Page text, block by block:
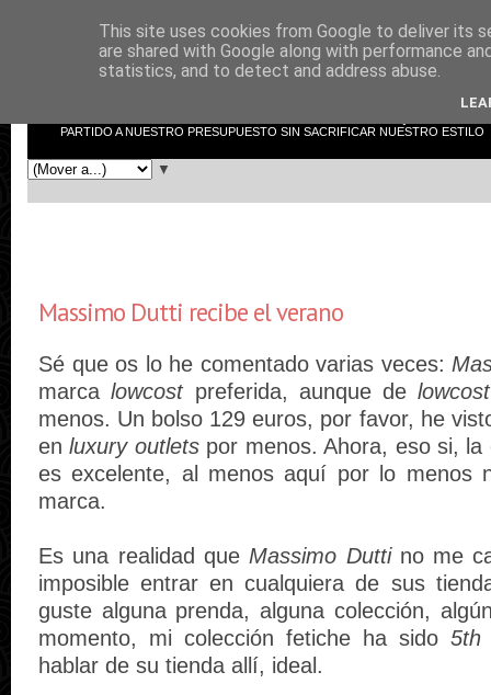
low cost shopper
PARTIDO A NUESTRO PRESUPUESTO SIN SACRIFICAR NUESTRO ESTILO
▼
Massimo Dutti recibe el verano
Sé que os lo he comentado varias veces:
marcalowcost preferida, aunque de
menos. Un bolso 129 euros, por favor, he
enluxury outlets por menos. Ahora, eso si, la
es excelente, al menos aquí por lo menos
marca.
Es una realidad que Massimo Duttino me
imposible entrar en cualquiera de sus
guste alguna prenda, alguna colección,
momento, mi colección fetiche ha sido 5th
hablar de su tienda allí, ideal.
This site uses cookies from Google to deliver its
are shared with Google along with performance
statistics, and to detect and address abuse.